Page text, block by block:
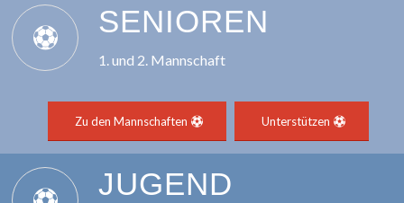
SENIOREN
1. und 2. Mannschaft
Zu den Mannschaften Unterstützen
JUGEND